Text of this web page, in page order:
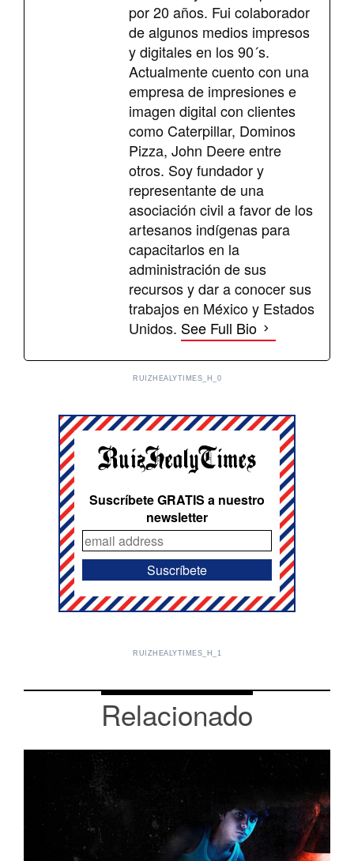
por 20 años. Fui colaborador
de algunos medios impresos
y digitales en los 90´s.
Actualmente cuento con una
empresa de impresiones e
imagen digital con clientes
como Caterpillar, Dominos
Pizza, John Deere entre
otros. Soy fundador y
representante de una
asociación civil a favor de los
artesanos indígenas para
capacitarlos en la
administración de sus
recursos y dar a conocer sus
trabajos en México y Estados
Unidos. See Full Bio
RUIZHEALYTIMES_H_0
Suscríbete GRATIS a nuestro
newsletter
RUIZHEALYTIMES_H_1
Relacionado